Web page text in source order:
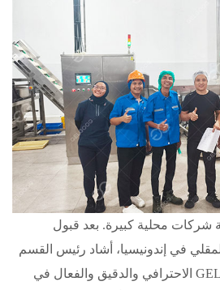
شركات محلية كبيرة. بعد قبول
في إندونيسيا، أشاد رئيس القسم
الفني بنهج شركة GELGOOG الاحترافي والدقيق والفعال في